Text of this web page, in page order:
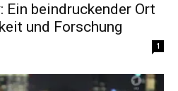
Ein beindruckender Ort
und Forschung
1